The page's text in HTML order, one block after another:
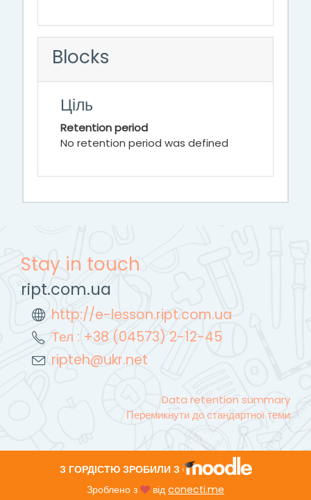
Blocks
Ціль
Retention period
No retention period was defined
Stay in touch
ript.com.ua
http://e-lesson.ript.com.ua
Тел : +38 (04573) 2-12-45
ripteh@ukr.net
Data retention summary
Перемикнути до стандартної теми
З ГОРДІСТЮ ЗРОБИЛИ З
Зроблено з
від conecti.me